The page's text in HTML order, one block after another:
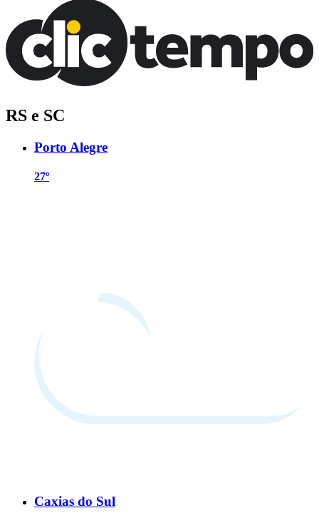
RS e SC
Porto Alegre
27º
Caxias do Sul